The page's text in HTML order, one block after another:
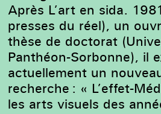
Après L’art en sida.
presses du réel), un
thèse de doctorat
Panthéon-Sorbonne), il
actuellement un
recherche : « L’effet-
les arts visuels des